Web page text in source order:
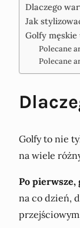
Dlaczego
Jak
Golfy
Polecane
Polecane
Golfy to nie
na wiele
Po
na co dzień,